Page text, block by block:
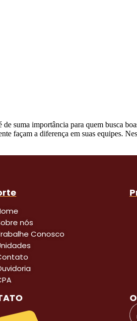
de suma importância para quem busca
façam a diferença em suas equipes.
nós
Conosco